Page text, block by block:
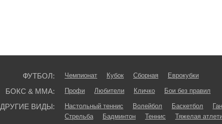
ФУТБОЛ: Чемпионат Кубок Сборная Еврокубки
БОКС & ММА: Профи Любители Кличко Бои без правил
ДРУГИЕ ВИДЫ: Настольный теннис Волейбол Баскетбол
Стрельба
Бадминтон Теннис Тяжелая